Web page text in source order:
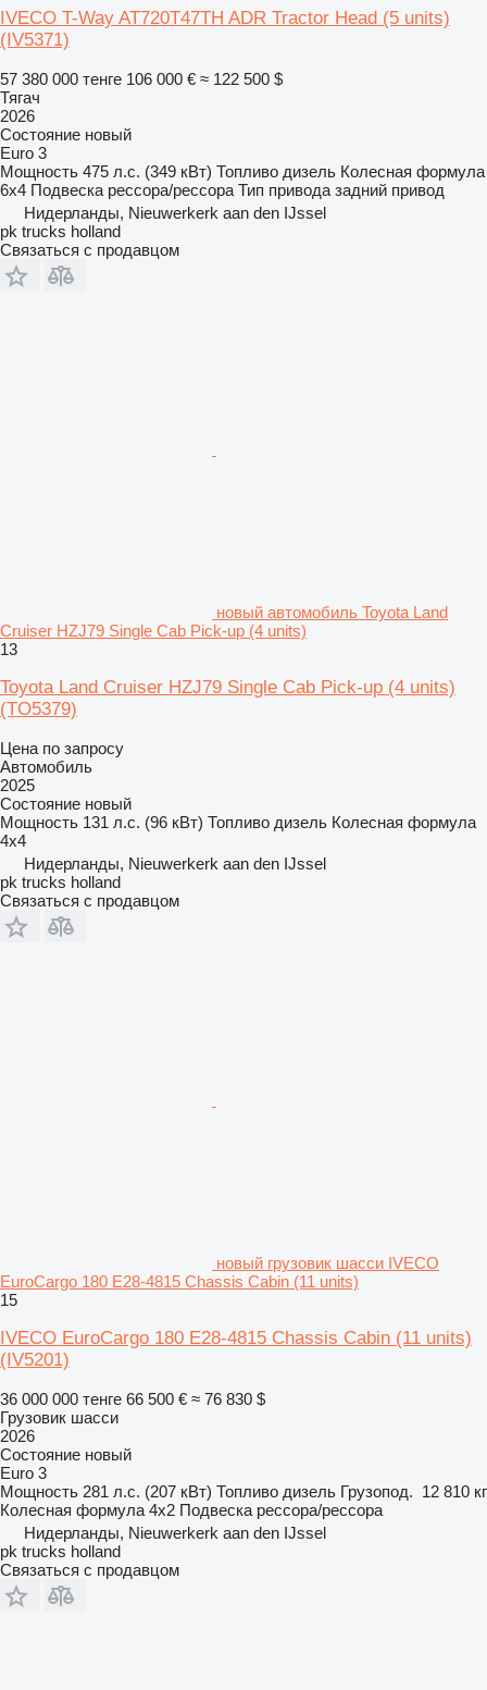
IVECO T-Way AT720T47TH ADR Tractor Head (5 units)
(IV5371)
57 380 000 тенге 106 000 € ≈ 122 500 $
Тягач
2026
Состояние новый
Euro 3
Мощность 475 л.с. (349 кВт) Топливо дизель Колесная формула
6x4 Подвеска рессора/рессора Тип привода задний привод
Нидерланды, Nieuwerkerk aan den IJssel
pk trucks holland
Связаться с продавцом
новый автомобиль Toyota Land
Cruiser HZJ79 Single Cab Pick-up (4 units)
13
Toyota Land Cruiser HZJ79 Single Cab Pick-up (4 units)
(TO5379)
Цена по запросу
Автомобиль
2025
Состояние новый
Мощность 131 л.с. (96 кВт) Топливо дизель Колесная формула
4x4
Нидерланды, Nieuwerkerk aan den IJssel
pk trucks holland
Связаться с продавцом
новый грузовик шасси IVECO
EuroCargo 180 E28-4815 Chassis Cabin (11 units)
15
IVECO EuroCargo 180 E28-4815 Chassis Cabin (11 units)
(IV5201)
36 000 000 тенге 66 500 € ≈ 76 830 $
Грузовик шасси
2026
Состояние новый
Euro 3
Мощность 281 л.с. (207 кВт) Топливо дизель Грузопод. 12 810 кг
Колесная формула 4x2 Подвеска рессора/рессора
Нидерланды, Nieuwerkerk aan den IJssel
pk trucks holland
Связаться с продавцом